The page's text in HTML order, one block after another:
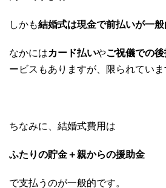
しかも結婚式は現金で前払いが一般
なかにはカード払いやご祝儀での
ービスもありますが、限られていま
ちなみに、結婚式費用は
ふたりの貯金＋親からの援助金
で支払うのが一般的です。